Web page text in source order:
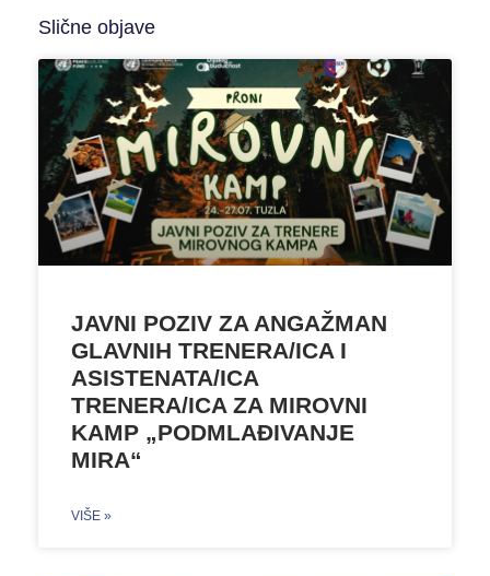
Slične objave
JAVNI POZIV ZA ANGAŽMAN
GLAVNIH TRENERA/ICA I
ASISTENATA/ICA
TRENERA/ICA ZA MIROVNI
KAMP „PODMLAĐIVANJE
MIRA“
VIŠE »